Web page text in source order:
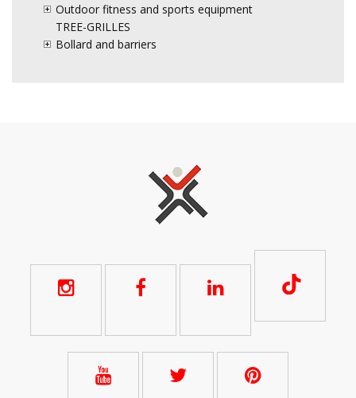
Outdoor fitness and sports equipment
TREE-GRILLES
Bollard and barriers